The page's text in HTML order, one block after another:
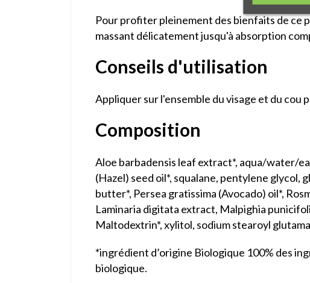
Pour profiter pleinement des bienfaits de ce
massant délicatement jusqu'à absorption
Conseils d'utilisation
Appliquer sur l'ensemble du visage et du
Composition
Aloe barbadensis leaf extract*, aqua/water/
(Hazel) seed oil*, squalane, pentylene
butter*, Persea gratissima (Avocado) oil*,
Laminaria digitata extract, Malpighia
Maltodextrin*, xylitol, sodium stearoyl
*ingrédient d’origine Biologique 100% des
biologique.